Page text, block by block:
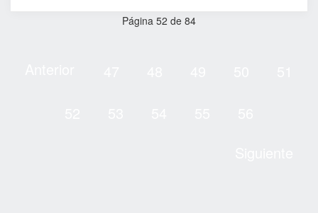
Página 52 de 84